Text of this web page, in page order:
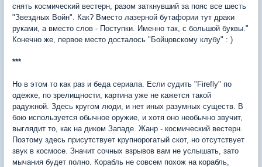
снять космический вестерн, разом заткнувший за пояс все шесть
"Звездных Войн". Как? Вместо лазерной бутафории тут драки
руками, а вместо слов - Поступки. Именно так, с большой буквы."
Конечно же, первое место досталось "Бойцовскому клубу" : )
***
Но в этом то как раз и беда сериала. Если судить "Firefly" по
одежке, по зрелищности, картина уже не кажется такой
радужной. Здесь кругом люди, и нет иных разумных существ. В
бою используется обычное оружие, и хотя оно необычно звучит,
выглядит то, как на диком Западе. Жанр - космический вестерн.
Поэтому здесь присутствует крупнорогатый скот, но отсутствует
звук в космосе. Значит сочных взрывов вам не услышать, зато
мычания будет полно. Корабль не совсем похож на корабль,